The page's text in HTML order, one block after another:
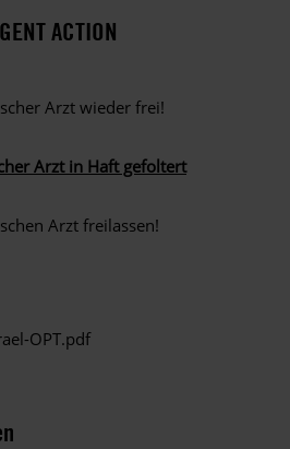
ACTION
Arzt wieder frei!
Arzt in Haft gefoltert
Arzt freilassen!
OPT.pdf